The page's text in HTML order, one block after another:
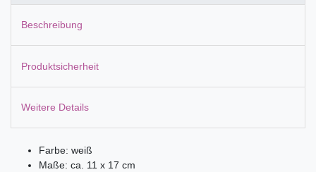
Beschreibung
Produktsicherheit
Weitere Details
Farbe: weiß
Maße: ca. 11 x 17 cm